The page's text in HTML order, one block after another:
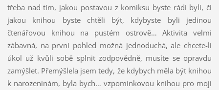
třeba nad tím, jakou postavou z komiksu byste rádi byli, či
jakou knihou byste chtěli být, kdybyste byli jedinou
čtenářovou knihou na pustém ostrově… Aktivita velmi
zábavná, na první pohled možná jednoduchá, ale chcete-li
úkol už kvůli sobě splnit zodpovědně, musíte se opravdu
zamýšlet. Přemýšlela jsem tedy, že kdybych měla být knihou
k narozeninám, byla bych… vzpomínkovou knihou pro moji